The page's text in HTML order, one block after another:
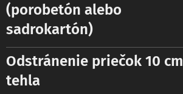
(porobetón alebo
sadrokartón)
Odstránenie priečok 10 cm
tehla